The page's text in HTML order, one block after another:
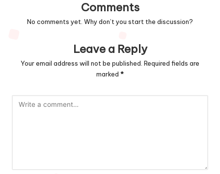
Comments
No comments yet. Why don’t you start the discussion?
Leave a Reply
Your email address will not be published. Required fields are
marked *